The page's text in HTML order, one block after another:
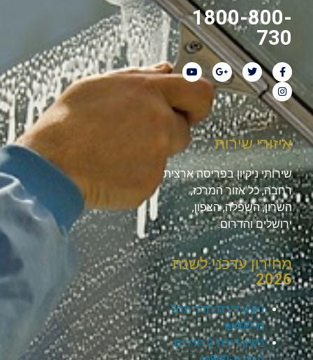
1800-800-
730
איזורי שירות
שירותי ניקיון בפריסה ארצית
רחבה, כל אזור המרכז,
השרון, השפלה, הצפון,
ירושלים והדרום.
מחירון עדכני לשנת
2026
ניקיון דירת חדר החל
מ-₪400
ניקיון דירת 2 חדרים